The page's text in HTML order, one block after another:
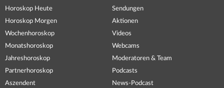
Horoskop Heute
Horoskop Morgen
Wochenhoroskop
Monatshoroskop
Jahreshoroskop
Partnerhoroskop
Aszendent
Sendungen
Aktionen
Videos
Webcams
Moderatoren & Team
Podcasts
News-Podcast